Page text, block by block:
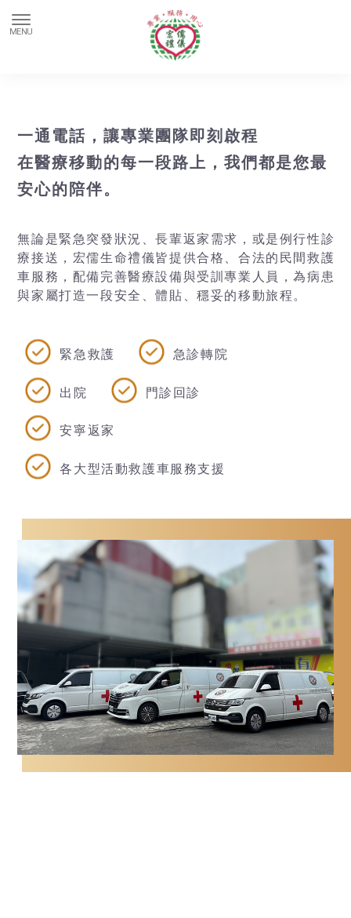
一通電話，讓專業團隊即刻啟程
在醫療移動的每一段路上，我們都是您最
安心的陪伴。
無論是緊急突發狀況、長輩返家需求，或是例行性診
療接送，宏儒生命禮儀皆提供合格、合法的民間救護
車服務，配備完善醫療設備與受訓專業人員，為病患
與家屬打造一段安全、體貼、穩妥的移動旅程。
緊急救護 急診轉院
出院 門診回診
安寧返家
各大型活動救護車服務支援